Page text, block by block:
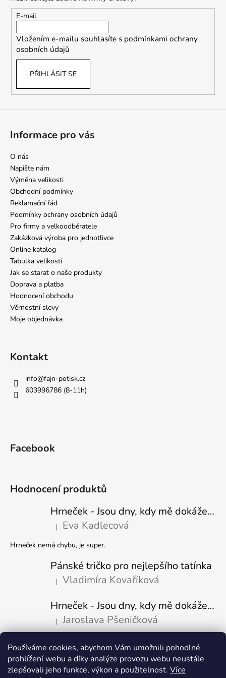
Používáme cookies, abychom Vám umožnili pohodlné
prohlížení webu a díky analýze provozu webu neustále
zlepšovali jeho funkce, výkon a použitelnost. Více
E-mail
Vložením e-mailu souhlasíte s podmínkami ochrany
osobních údajů
PŘIHLÁSIT SE
Informace pro vás
O nás
Napište nám
Výměna velikosti
Obchodní podmínky
Reklamační řád
Podmínky ochrany osobních údajů
Pro firmy a velkoodběratele
Zakázková výroba pro jednotlivce
Online katalog
Tabulka velikostí
Jak se starat o naše produkty
Doprava a platba
Hodnocení obchodu
Věrnostní slevy
Moje objednávka
Kontakt
info@fajn-potisk.cz
603996786 (8-11h)
Facebook
Hodnocení produktů
Hrneček - Jsou dny, kdy mě dokáže nasrat i vzduch - Sova
Hodnocení produktu je 5 z 5 hvězdiček.
| Eva Kadlecová
Hrneček nemá chybu, je super.
Pánské tričko pro nejlepšího tatínka
Hodnocení produktu je 5 z 5 hvězdiček.
| Vladimíra Kovaříková
Hrneček - Jsou dny, kdy mě dokáže nasrat i vzduch-naštvaný pejsek
Hodnocení produktu je 5 z 5 hvězdiček.
| Jaroslava Pšeničková
Přijímáme online platby